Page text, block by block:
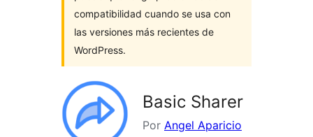
compatibilidad cuando se usa con
las versiones más recientes de
WordPress.
Basic Sharer
Por Angel Aparicio